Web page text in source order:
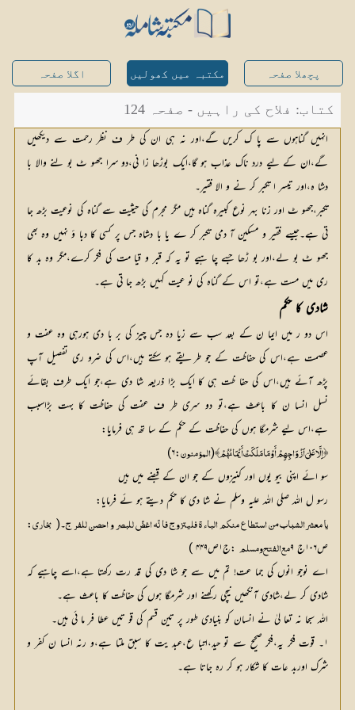
پچھلا صفحہ مکتبہ میں کھولیں اگلا صفحہ
کتاب: فلاح کی راہیں - صفحہ 124
انہیں گناہوں سے پا ک کریں گے،اور نہ ہی ان کی طر ف نظر رحمت سے دیکھیں
گے،ان کے لیے درد ناک عذاب ہو گا،ایک بوڑھا زا نی،دو سرا جھو ٹ بو لنے والا با
دشا ہ،اور تیسر ا تکبر کر نے و الا فقیر۔
تکبر،جھو ٹ اور زنا بہر نوع کبیرہ گناہ ہیں مگر مجرم کی حیثیت سے گناہ کی نوعیت بڑھ جا
تی ہے۔جیسے فقیر و مسکین آ دمی تکبر کر ے یا با دشاہ جس پر کسی کا دبا ؤ نہیں وہ بھی
جھو ٹ بو لے،اور بو ڑھا جسے چا ہیے تو یہ کہ قبر و قیا مت کی فکر کرے،مگر وہ بد کا
ری میں مست ہے،تو اس کے گناہ کی نو عیت کہیں بڑھ جا تی ہے۔
شادی کا حکم
اس دو ر میں ایما ن کے بعد سب سے زیا دہ جس چیز کی بر با دی ہورہی وہ عفت و
عصمت ہے،اس کی حفاظت کے جو طر یقے ہو سکتے ہیں،اس کی ضرو ری تفصیل آپ
پڑھ آئے ہیں،اس کی حفا ظت ہی کا ایک بڑا ذریعہ شا دی ہے،جو ایک طرف بقائے
نسل انسا ن کا باعث ہے،تو دو سری طر ف عفت کی حفاظت کا بہت بڑاسبب
ہے،اس لیے شرمگا ہوں کی حفاظت کے حکم کے سا تھ ہی فرمایا:
﴿ اِلَّا عَلٰیٓ اَزْوَاجِھِمْ أَوْ مَا مَلَکَتْ أَیْمَانُھُمْ﴾(المؤمنون :۶)
سو ائے اپنی بیو یوں اور کنیزوں کے جو ان کے قبضے میں ہیں
رسو ل اللہ صلی اللہ علیہ وسلم نے شا دی کا حکم دیتے ہو ئے فرمایا:
یا معشرالشباب من استطاع منکم الباء ۃ فلیتزوج فا نّہ اغضّ للبصر و احصن للفر ج۔( بخاری
ص۱۰۶ج ۹
مع الفتح و مسلم
:ج۱ص۴۴۹ )
اے نوجو انوں کی جما عت! تم میں سے جو شا دی کی قد رت رکھتا ہے،اسے چاہیے کہ
شادی کر لے،شادی آنکھیں نیچی رکھنے اور شرمگا ہوں کی حفاظت کا باعث ہے۔
اللہ سبحا نہ تعا لیٰ نے انسان کو بنیادی طور پر تین قسم کی قو تیں عطا فر ما ئی ہیں۔
۱۔ قوت فکر یہ،فکر صحیح سے تو حید،اتبا ع،عبد یت کا سبق ملتا ہے،و رنہ انسا ن کفر و
شرک اوربد عات کا شکار ہو کر رہ جاتا ہے۔